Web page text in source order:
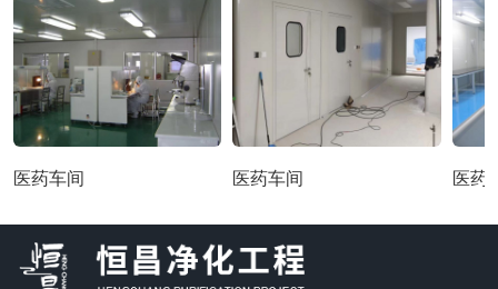
医药车间 医药车间 医药